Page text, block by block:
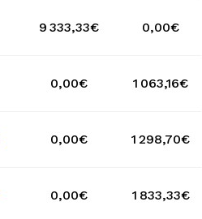
9 333,33€ 0,00€
0,00€ 1 063,16€
0,00€ 1 298,70€
0,00€ 1 833,33€